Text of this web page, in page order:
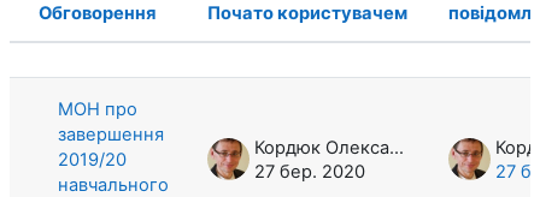
Статус
Обговорення Почато користувачем
МОН про
завершення
2019/20
навчального
Кордюк Олександр Анатолійович
27 бер. 2020
27